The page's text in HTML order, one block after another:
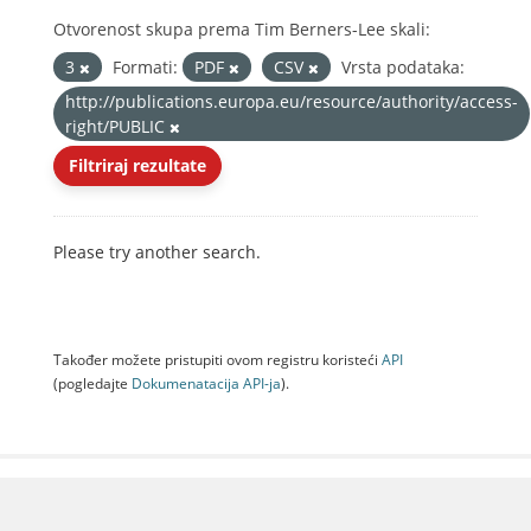
Otvorenost skupa prema Tim Berners-Lee skali:
3
Formati: PDF CSV
Vrsta podataka:
http://publications.europa.eu/resource/authority/access-
right/PUBLIC
Filtriraj rezultate
Please try another search.
Također možete pristupiti ovom registru koristeći API
(pogledajte Dokumenаtаcijа API-jа).